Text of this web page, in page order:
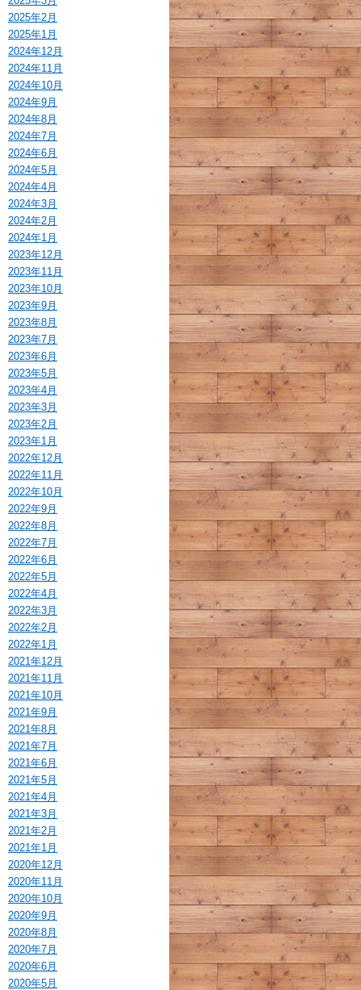
2025年2月
2025年1月
2024年12月
2024年11月
2024年10月
2024年9月
2024年8月
2024年7月
2024年6月
2024年5月
2024年4月
2024年3月
2024年2月
2024年1月
2023年12月
2023年11月
2023年10月
2023年9月
2023年8月
2023年7月
2023年6月
2023年5月
2023年4月
2023年3月
2023年2月
2023年1月
2022年12月
2022年11月
2022年10月
2022年9月
2022年8月
2022年7月
2022年6月
2022年5月
2022年4月
2022年3月
2022年2月
2022年1月
2021年12月
2021年11月
2021年10月
2021年9月
2021年8月
2021年7月
2021年6月
2021年5月
2021年4月
2021年3月
2021年2月
2021年1月
2020年12月
2020年11月
2020年10月
2020年9月
2020年8月
2020年7月
2020年6月
2020年5月